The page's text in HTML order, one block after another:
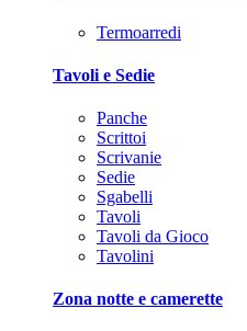
Termoarredi
Tavoli e Sedie
Panche
Scrittoi
Scrivanie
Sedie
Sgabelli
Tavoli
Tavoli da Gioco
Tavolini
Zona notte e camerette